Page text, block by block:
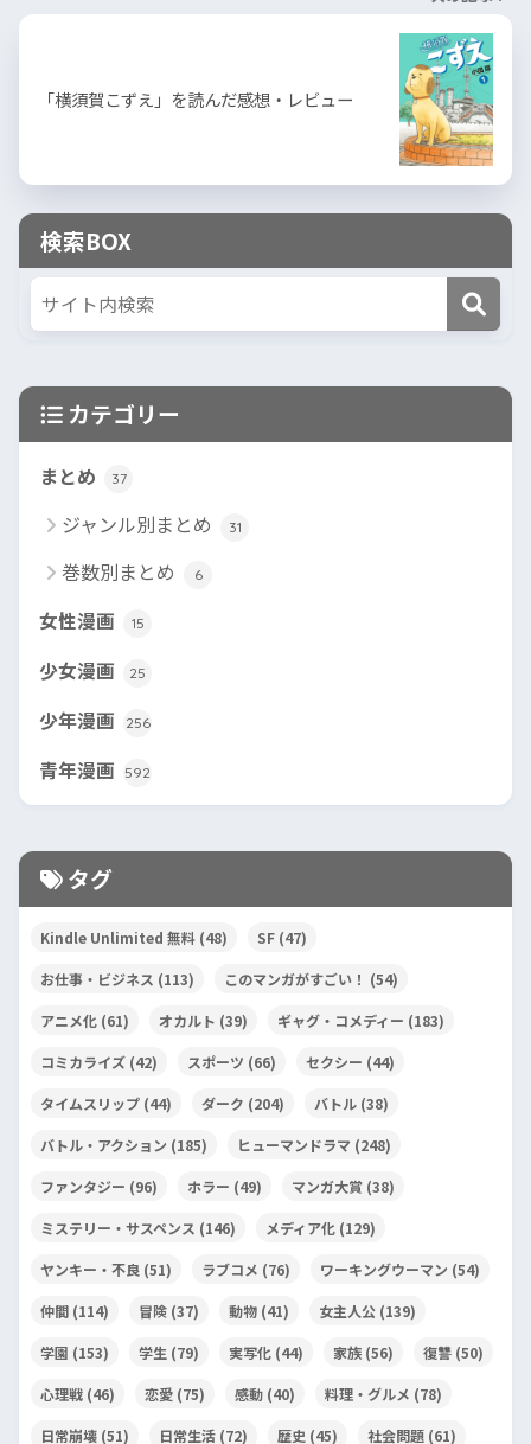
「横須賀こずえ」を読んだ感想・レビュー
検索BOX
カテゴリー
まとめ 37
ジャンル別まとめ 31
巻数別まとめ 6
女性漫画 15
少女漫画 25
少年漫画 256
青年漫画 592
タグ
Kindle Unlimited 無料 (48) SF (47)
お仕事・ビジネス (113) このマンガがすごい！ (54)
アニメ化 (61) オカルト (39) ギャグ・コメディー (183)
コミカライズ (42) スポーツ (66) セクシー (44)
タイムスリップ (44) ダーク (204) バトル (38)
バトル・アクション (185) ヒューマンドラマ (248)
ファンタジー (96) ホラー (49) マンガ大賞 (38)
ミステリー・サスペンス (146) メディア化 (129)
ヤンキー・不良 (51) ラブコメ (76) ワーキングウーマン (54)
仲間 (114) 冒険 (37) 動物 (41) 女主人公 (139)
学園 (153) 学生 (79) 実写化 (44) 家族 (56) 復讐 (50)
心理戦 (46) 恋愛 (75) 感動 (40) 料理・グルメ (78)
日常崩壊 (51) 日常生活 (72) 歴史 (45) 社会問題 (61)